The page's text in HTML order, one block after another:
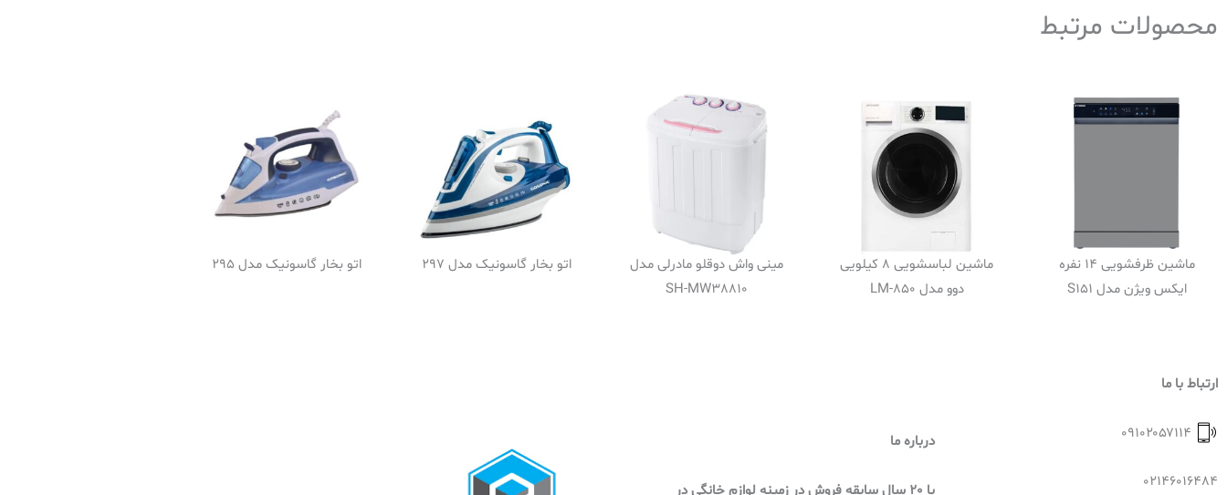
محصولات مرتبط
ماشین ظرفشویی 14 نفره
ایکس ویژن مدل S151
ماشین لباسشویی 8 کیلویی
دوو مدل LM-850
مینی واش دوقلو مادرلی مدل
SH-MW38810
اتو بخار گاسونیک مدل 297 اتو بخار گاسونیک مدل 295
ارتباط با ما
02146016484
درباره ما
با 20 سال سابقه فروش در زمینه لوازم خانگی در